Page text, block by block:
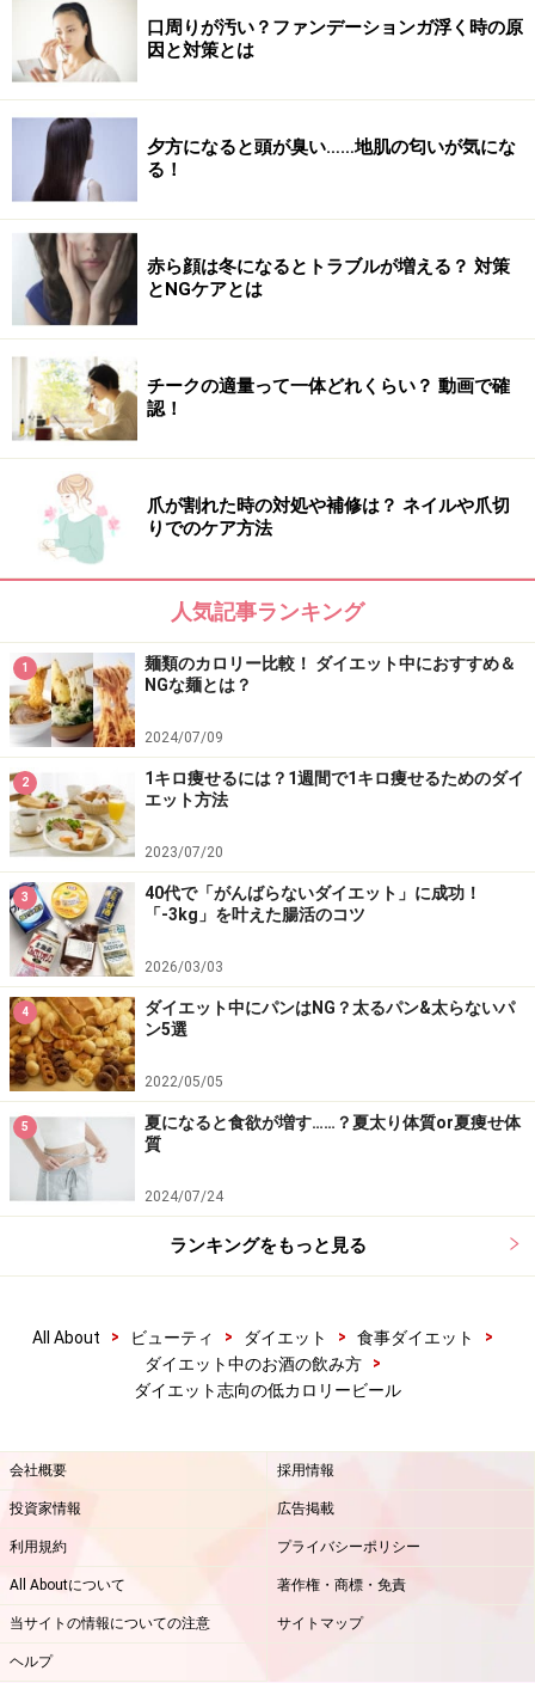
口周りが汚い？ファンデーションガ浮く時の原
因と対策とは
夕方になると頭が臭い……地肌の匂いが気にな
る！
赤ら顔は冬になるとトラブルが増える？ 対策
とNGケアとは
チークの適量って一体どれくらい？ 動画で確
認！
爪が割れた時の対処や補修は？ ネイルや爪切
りでのケア方法
人気記事ランキング
1
麺類のカロリー比較！ ダイエット中におすすめ＆
NGな麺とは？
2024/07/09
2
1キロ痩せるには？1週間で1キロ痩せるためのダイ
エット方法
2023/07/20
3
40代で「がんばらないダイエット」に成功！
「-3kg」を叶えた腸活のコツ
2026/03/03
4
ダイエット中にパンはNG？太るパン&太らないパ
ン5選
2022/05/05
5
夏になると食欲が増す……？夏太り体質or夏痩せ体
質
2024/07/24
ランキングをもっと見る
All About > ビューティ > ダイエット > 食事ダイエット
>
ダイエット中のお酒の飲み方
>
ダイエット志向の低カロリービール
会社概要 採用情報
投資家情報 広告掲載
利用規約 プライバシーポリシー
All Aboutについて 著作権・商標・免責
当サイトの情報についての注意 サイトマップ
ヘルプ